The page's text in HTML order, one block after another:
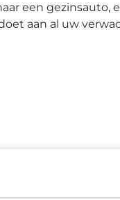
een gezinsauto,
aan al uw